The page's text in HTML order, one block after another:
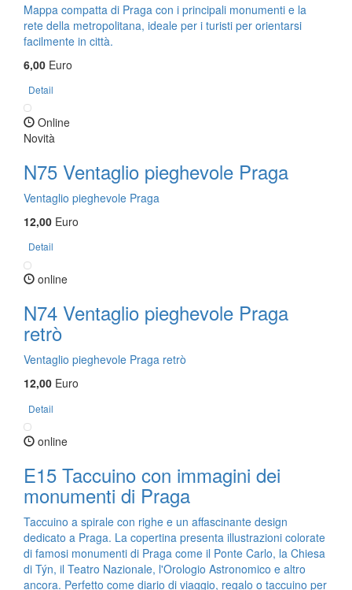
Mappa compatta di Praga con i principali monumenti e la
rete della metropolitana, ideale per i turisti per orientarsi
facilmente in città.
6,00 Euro
Detail
Online
Novità
N75 Ventaglio pieghevole Praga
Ventaglio pieghevole Praga
12,00 Euro
Detail
online
N74 Ventaglio pieghevole Praga
retrò
Ventaglio pieghevole Praga retrò
12,00 Euro
Detail
online
E15 Taccuino con immagini dei
monumenti di Praga
Taccuino a spirale con righe e un affascinante design
dedicato a Praga. La copertina presenta illustrazioni colorate
di famosi monumenti di Praga come il Ponte Carlo, la Chiesa
di Týn, il Teatro Nazionale, l'Orologio Astronomico e altro
ancora. Perfetto come diario di viaggio, regalo o taccuino per